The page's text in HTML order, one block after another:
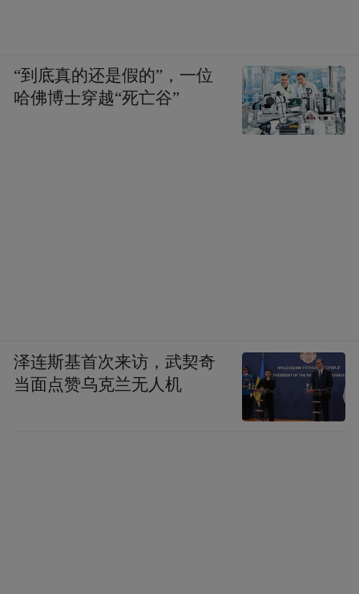
“到底真的还是假的”，一位
哈佛博士穿越“死亡谷”
泽连斯基首次来访，武契奇
当面点赞乌克兰无人机